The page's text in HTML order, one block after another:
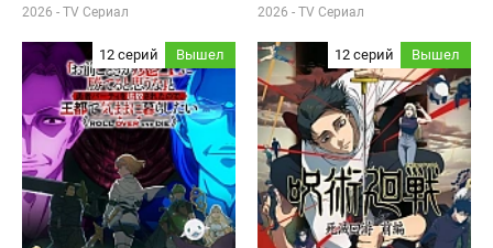
2026 - TV Сериал 2026 - TV Сериал
12 серий Вышел 12 серий Вышел